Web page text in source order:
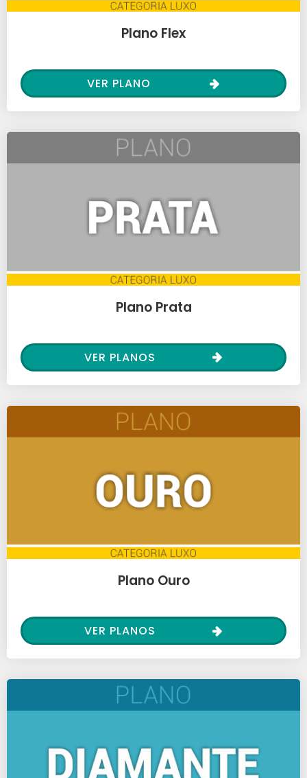
Plano Flex
VER PLANO
Plano Prata
VER PLANOS
Plano Ouro
VER PLANOS